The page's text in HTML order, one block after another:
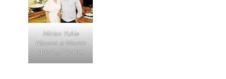
Mirian Yukie
Nizuma e Marcio
Adriano Soares